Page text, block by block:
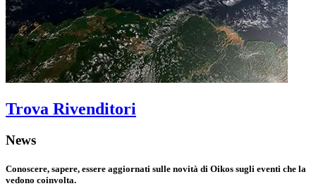
Trova Rivenditori
News
Conoscere, sapere, essere aggiornati sulle novità di Oikos sugli eventi che la
vedono coinvolta.